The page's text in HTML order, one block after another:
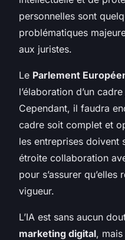
personnelles sont
problématiques
aux juristes.
Le Parlement
l’élaboration d’un
Cependant, il faudra
cadre soit complet et
les entreprises doivent
étroite collaboration
pour s’assurer
vigueur.
L’IA est sans aucun
marketing digital,